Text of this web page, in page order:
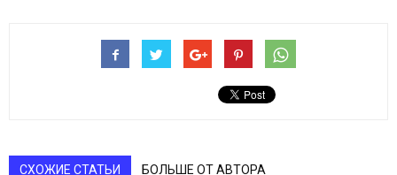
СХОЖИЕ СТАТЬИ БОЛЬШЕ ОТ АВТОРА